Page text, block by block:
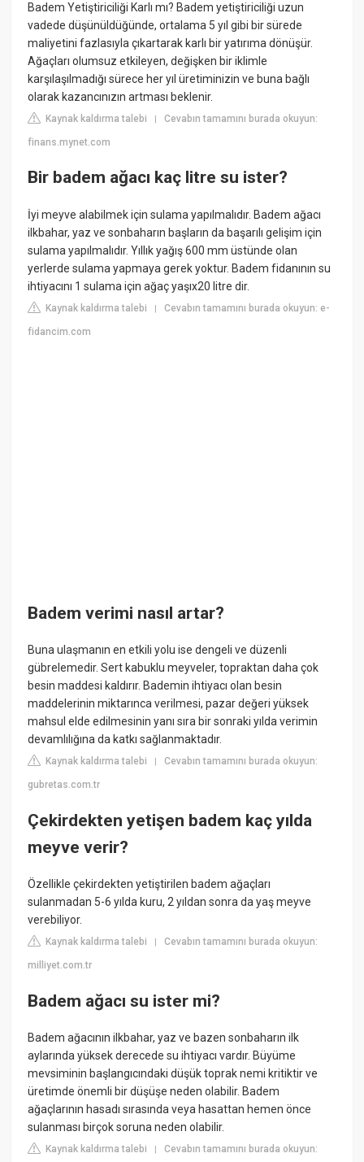
Badem Yetiştiriciliği Karlı mı? Badem yetiştiriciliği uzun
vadede düşünüldüğünde, ortalama 5 yıl gibi bir sürede
maliyetini fazlasıyla çıkartarak karlı bir yatırıma dönüşür.
Ağaçları olumsuz etkileyen, değişken bir iklimle
karşılaşılmadığı sürece her yıl üretiminizin ve buna bağlı
olarak kazancınızın artması beklenir.
Kaynak kaldırma talebi |Cevabın tamamını burada okuyun:
finans.mynet.com
Bir badem ağacı kaç litre su ister?
İyi meyve alabilmek için sulama yapılmalıdır. Badem ağacı
ilkbahar, yaz ve sonbaharın başların da başarılı gelişim için
sulama yapılmalıdır. Yıllık yağış 600 mm üstünde olan
yerlerde sulama yapmaya gerek yoktur. Badem fidanının su
ihtiyacını 1 sulama için ağaç yaşıx20 litre dir.
Kaynak kaldırma talebi |Cevabın tamamını burada okuyun: e-
fidancim.com
Badem verimi nasıl artar?
Buna ulaşmanın en etkili yolu ise dengeli ve düzenli
gübrelemedir. Sert kabuklu meyveler, topraktan daha çok
besin maddesi kaldırır. Bademin ihtiyacı olan besin
maddelerinin miktarınca verilmesi, pazar değeri yüksek
mahsul elde edilmesinin yanı sıra bir sonraki yılda verimin
devamlılığına da katkı sağlanmaktadır.
Kaynak kaldırma talebi |Cevabın tamamını burada okuyun:
gubretas.com.tr
Çekirdekten yetişen badem kaç yılda
meyve verir?
Özellikle çekirdekten yetiştirilen badem ağaçları
sulanmadan 5-6 yılda kuru, 2 yıldan sonra da yaş meyve
verebiliyor.
Kaynak kaldırma talebi |Cevabın tamamını burada okuyun:
milliyet.com.tr
Badem ağacı su ister mi?
Badem ağacının ilkbahar, yaz ve bazen sonbaharın ilk
aylarında yüksek derecede su ihtiyacı vardır. Büyüme
mevsiminin başlangıcındaki düşük toprak nemi kritiktir ve
üretimde önemli bir düşüşe neden olabilir. Badem
ağaçlarının hasadı sırasında veya hasattan hemen önce
sulanması birçok soruna neden olabilir.
Kaynak kaldırma talebi |Cevabın tamamını burada okuyun: